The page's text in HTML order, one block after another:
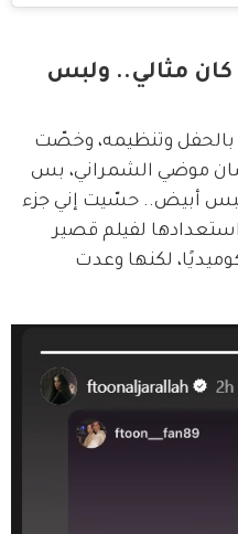
كان مثالي.. ولبس
بالحفل وتنظيمه، وخصّت
عشان موضي الشمراني، بس
نلبس أبيض.. حسّيت إني جزء
لفيلم قصير
لكنها وعدت